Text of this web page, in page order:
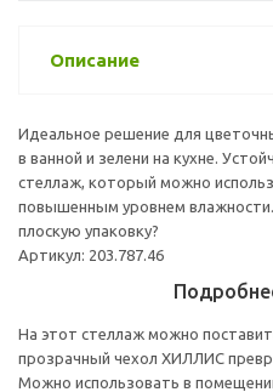
Описание
Идеальное решение для
в ванной и зелени на кухне.
стеллаж, который можно
повышенным уровнем
плоскую упаковку?
Артикул: 203.787.46
На этот стеллаж можно
прозрачный чехол ХИЛЛИС
Можно использовать в